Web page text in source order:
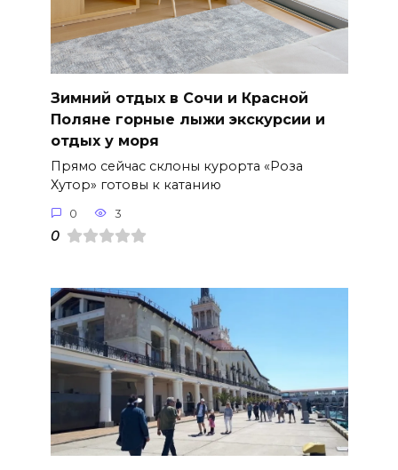
Зимний отдых в Сочи и Красной
Поляне горные лыжи экскурсии и
отдых у моря
Прямо сейчас склоны курорта «Роза
Хутор» готовы к катанию
0 3
0